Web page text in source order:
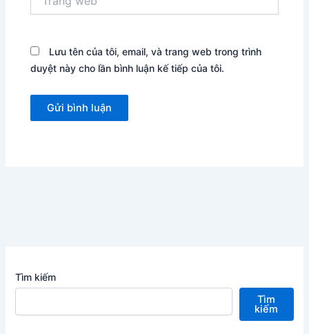
web
Lưu tên của tôi, email, và trang web trong trình
duyệt này cho lần bình luận kế tiếp của tôi.
Tìm kiếm
Tìm
kiếm